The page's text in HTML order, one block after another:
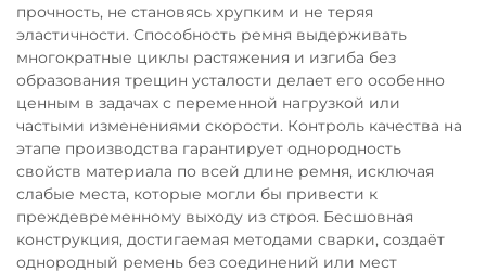
прочность, не становясь хрупким и не теряя
эластичности. Способность ремня выдерживать
многократные циклы растяжения и изгиба без
образования трещин усталости делает его особенно
ценным в задачах с переменной нагрузкой или
частыми изменениями скорости. Контроль качества на
этапе производства гарантирует однородность
свойств материала по всей длине ремня, исключая
слабые места, которые могли бы привести к
преждевременному выходу из строя. Бесшовная
конструкция, достигаемая методами сварки, создаёт
однородный ремень без соединений или мест